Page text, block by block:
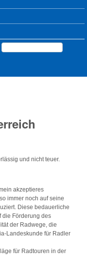
und nicht teuer.
akzeptieres
immer noch auf seine
Diese bedauerliche
die Förderung des
der Radwege, die
Landeskunde für Radler
für Radtouren in der